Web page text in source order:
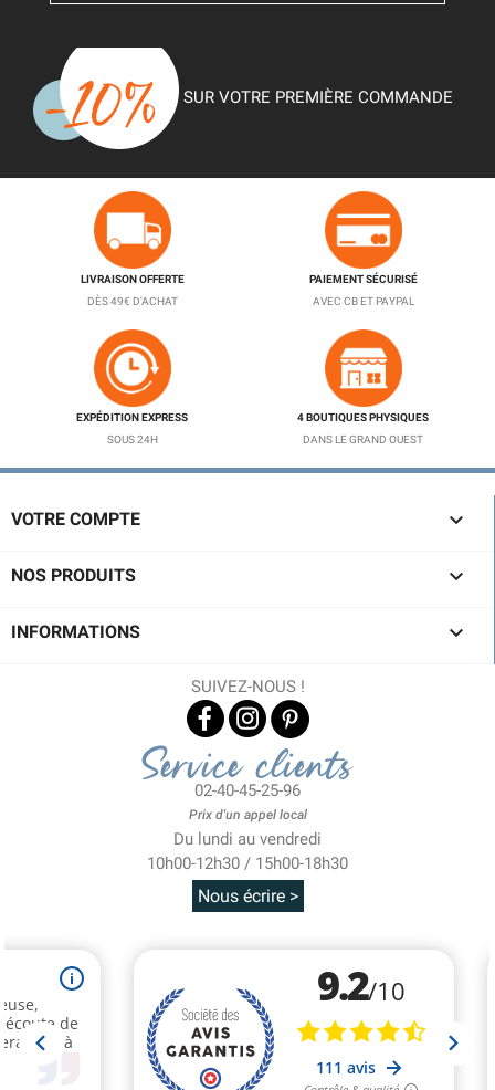
SUR VOTRE PREMIÈRE COMMANDE
LIVRAISON OFFERTE
DÈS 49€ D'ACHAT
PAIEMENT SÉCURISÉ
AVEC CB ET PAYPAL
EXPÉDITION EXPRESS
SOUS 24H
4 BOUTIQUES PHYSIQUES
DANS LE GRAND OUEST
VOTRE COMPTE 
NOS PRODUITS 
INFORMATIONS 
SUIVEZ-NOUS !
Service clients
02-40-45-25-96
Prix d'un appel local
Du lundi au vendredi
10h00-12h30 / 15h00-18h30
Nous écrire >